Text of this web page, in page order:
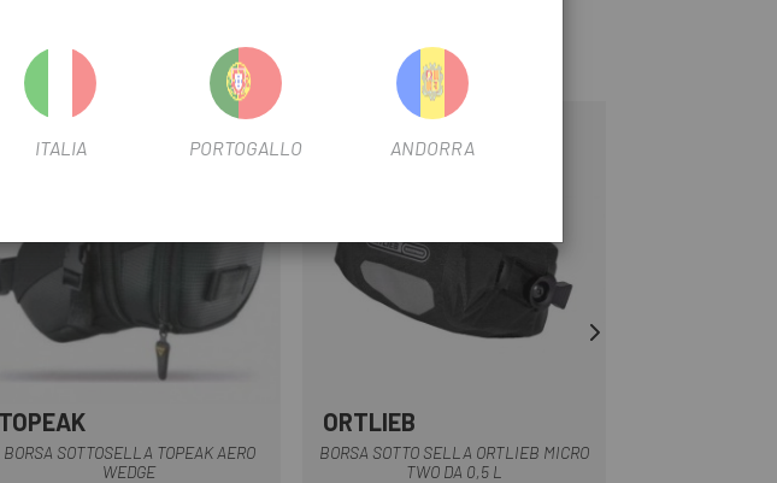
TOPEAK
BORSA SOTTOSELLA TOPEAK AERO
WEDGE
ORTLIEB
BORSA SOTTO SELLA ORTLIEB MICRO
TWO DA 0,5 L
ITALIA PORTOGALLO ANDORRA